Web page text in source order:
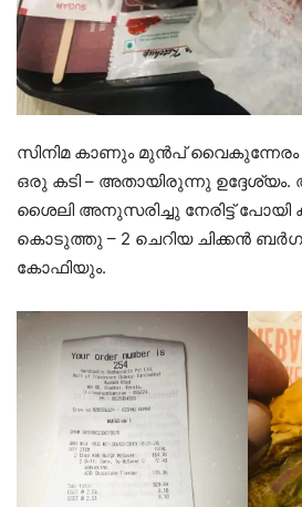
സിനിമ കാണും മുൻപ്
ഒരു കടി – അതായിരുന്നു
ശൈലി അനുസരിച്ചു നേരിട്ട്
കൊടുത്തു – 2 ചെറിയ ചിക്കൻ
കോഫിയും.